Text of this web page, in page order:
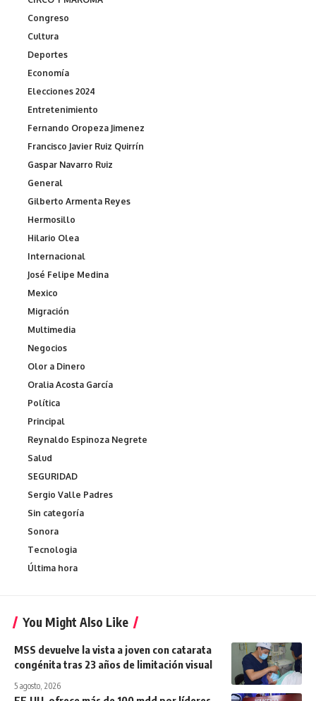
Congreso
Cultura
Deportes
Economía
Elecciones 2024
Entretenimiento
Fernando Oropeza Jimenez
Francisco Javier Ruiz Quirrín
Gaspar Navarro Ruiz
General
Gilberto Armenta Reyes
Hermosillo
Hilario Olea
Internacional
José Felipe Medina
Mexico
Migración
Multimedia
Negocios
Olor a Dinero
Oralia Acosta García
Política
Principal
Reynaldo Espinoza Negrete
Salud
SEGURIDAD
Sergio Valle Padres
Sin categoría
Sonora
Tecnologia
Última hora
You Might Also Like
MSS devuelve la vista a joven con catarata
congénita tras 23 años de limitación visual
5 agosto, 2026